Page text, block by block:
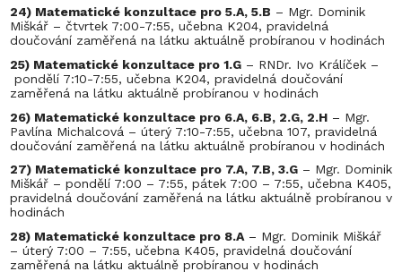
24) Matematické konzultace pro 5.A, 5.B – Mgr. Dominik
Miškář – čtvrtek 7:00-7:55, učebna K204, pravidelná
doučování zaměřená na látku aktuálně probíranou v hodinách
25) Matematické konzultace pro 1.G– RNDr. Ivo Králíček –
pondělí 7:10-7:55, učebna K204, pravidelná doučování
zaměřená na látku aktuálně probíranou v hodinách
26) Matematické konzultace pro 6.A, 6.B, 2.G, 2.H– Mgr.
Pavlína Michalcová – úterý 7:10-7:55, učebna 107, pravidelná
doučování zaměřená na látku aktuálně probíranou v hodinách
27) Matematické konzultace pro 7.A, 7.B, 3.G– Mgr. Dominik
Miškář – pondělí 7:00 – 7:55, pátek 7:00 – 7:55, učebna K405,
pravidelná doučování zaměřená na látku aktuálně probíranou v
hodinách
28) Matematické konzultace pro 8.A– Mgr. Dominik Miškář
– úterý 7:00 – 7:55, učebna K405, pravidelná doučování
zaměřená na látku aktuálně probíranou v hodinách